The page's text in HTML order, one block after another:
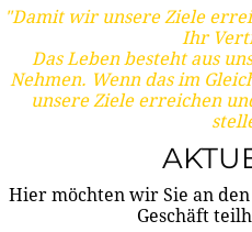
"Damit wir unsere Ziele
Ihr
Das Leben besteht aus
Nehmen. Wenn das im
unsere Ziele erreichen
Hier möchten wir Sie an
Geschäft